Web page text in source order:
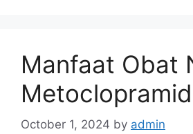
Manfaat Obat
October 1, 2024 by admin